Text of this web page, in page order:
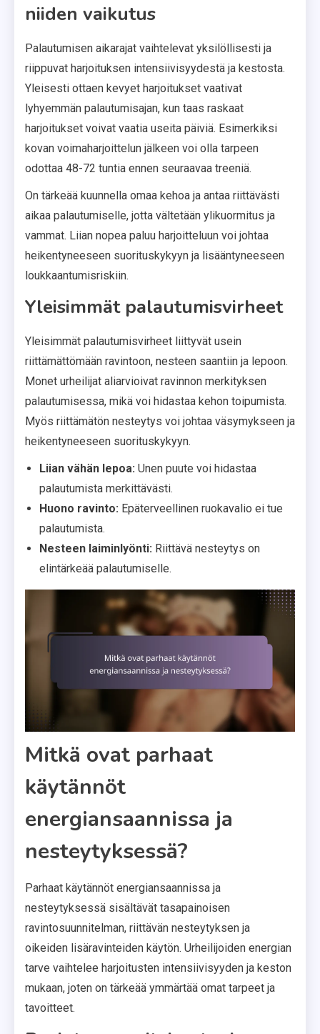
niiden vaikutus
Palautumisen aikarajat vaihtelevat yksilöllisesti ja
riippuvat harjoituksen intensiivisyydestä ja kestosta.
Yleisesti ottaen kevyet harjoitukset vaativat
lyhyemmän palautumisajan, kun taas raskaat
harjoitukset voivat vaatia useita päiviä. Esimerkiksi
kovan voimaharjoittelun jälkeen voi olla tarpeen
odottaa 48-72 tuntia ennen seuraavaa treeniä.
On tärkeää kuunnella omaa kehoa ja antaa riittävästi
aikaa palautumiselle, jotta vältetään ylikuormitus ja
vammat. Liian nopea paluu harjoitteluun voi johtaa
heikentyneeseen suorituskykyyn ja lisääntyneeseen
loukkaantumisriskiin.
Yleisimmät palautumisvirheet
Yleisimmät palautumisvirheet liittyvät usein
riittämättömään ravintoon, nesteen saantiin ja lepoon.
Monet urheilijat aliarvioivat ravinnon merkityksen
palautumisessa, mikä voi hidastaa kehon toipumista.
Myös riittämätön nesteytys voi johtaa väsymykseen ja
heikentyneeseen suorituskykyyn.
Liian vähän lepoa: Unen puute voi hidastaa
palautumista merkittävästi.
Huono ravinto: Epäterveellinen ruokavalio ei tue
palautumista.
Nesteen laiminlyönti: Riittävä nesteytys on
elintärkeää palautumiselle.
Mitkä ovat parhaat
käytännöt
energiansaannissa ja
nesteytyksessä?
Parhaat käytännöt energiansaannissa ja
nesteytyksessä sisältävät tasapainoisen
ravintosuunnitelman, riittävän nesteytyksen ja
oikeiden lisäravinteiden käytön. Urheilijoiden energian
tarve vaihtelee harjoitusten intensiivisyyden ja keston
mukaan, joten on tärkeää ymmärtää omat tarpeet ja
tavoitteet.